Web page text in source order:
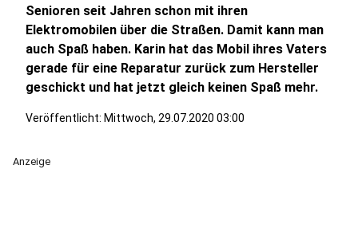
Senioren seit Jahren schon mit ihren
Elektromobilen über die Straßen. Damit kann man
auch Spaß haben. Karin hat das Mobil ihres Vaters
gerade für eine Reparatur zurück zum Hersteller
geschickt und hat jetzt gleich keinen Spaß mehr.
Veröffentlicht: Mittwoch, 29.07.2020 03:00
Anzeige